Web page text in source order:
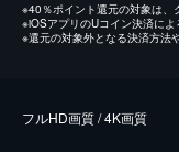
※40％ポイント還元の対象は、
※iOSアプリのUコイン決済に
※還元の対象外となる決済方法
フルHD画質 / 4K画質